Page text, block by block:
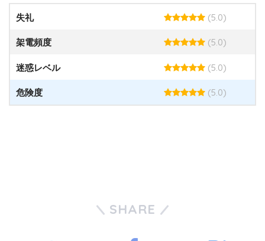
失礼 (5.0)
架電頻度 (5.0)
迷惑レベル (5.0)
危険度 (5.0)
SHARE